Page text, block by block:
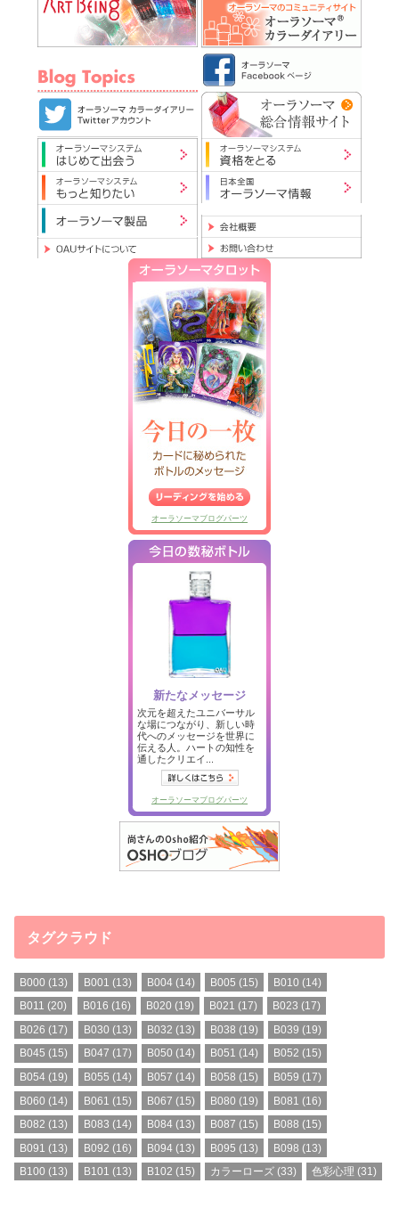
タグクラウド
B000 (13) B001 (13) B004(14) B005 (15) B010 (14)
B011 (20) B016 (16) B020 (19) B021 (17) B023 (17)
B026 (17) B030 (13) B032 (13) B038 (19) B039 (19)
B045 (15) B047 (17) B050 (14) B051 (14) B052 (15)
B054 (19) B055 (14) B057 (14) B058 (15) B059 (17)
B060 (14) B061 (15) B067 (15) B080 (19) B081 (16)
B082 (13) B083 (14) B084(13) B087 (15) B088 (15)
B091 (13) B092 (16) B094(13) B095 (13) B098 (13)
B100 (13) B101 (13) B102 (15) カラーローズ (33) 色彩心理 (31)